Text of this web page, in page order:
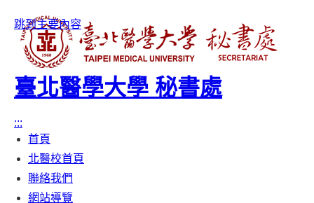
跳到主要內容
臺北醫學大學 秘書處
:::
首頁
北醫校首頁
聯絡我們
網站導覽